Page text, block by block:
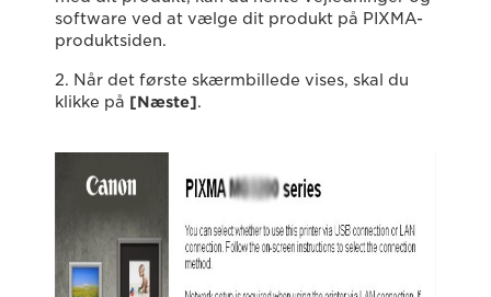
software ved at vælge dit produkt på PIXMA-
produktsiden.
2. Når det første skærmbillede vises, skal du
klikke på [Næste].